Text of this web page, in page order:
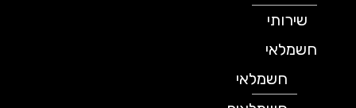
שירותי
חשמלאי
חשמלאי